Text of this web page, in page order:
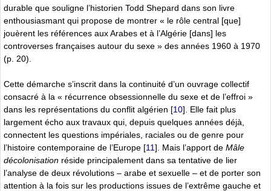
durable que souligne l’historien Todd Shepard dans son livre
enthousiasmant qui propose de montrer « le rôle central [que]
jouèrent les références aux Arabes et à l’Algérie [dans] les
controverses françaises autour du sexe » des années 1960 à 1970
(p. 20).
Cette démarche s’inscrit dans la continuité d’un ouvrage collectif
consacré à la « récurrence obsessionnelle du sexe et de l’effroi »
dans les représentations du conflit algérien [10] . Elle fait plus
largement écho aux travaux qui, depuis quelques années déjà,
connectent les questions impériales, raciales ou de genre pour
l’histoire contemporaine de l’Europe [11] . Mais l’apport de Mâle
décolonisation réside principalement dans sa tentative de lier
l’analyse de deux révolutions – arabe et sexuelle – et de porter son
attention à la fois sur les productions issues de l’extrême gauche et